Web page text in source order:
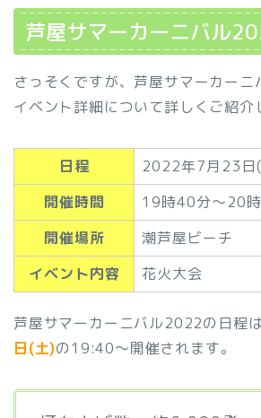
芦屋サマーカーニバル
さっそくですが、芦屋サマーカー
イベント詳細について詳しくご紹介
日程
2022年7月23日
開催時間
19時40分〜20
開催場所
潮芦屋ビーチ
イベント内容
花火大会
芦屋サマーカーニバル2022の日程は
日(土)の19:40～開催されます。